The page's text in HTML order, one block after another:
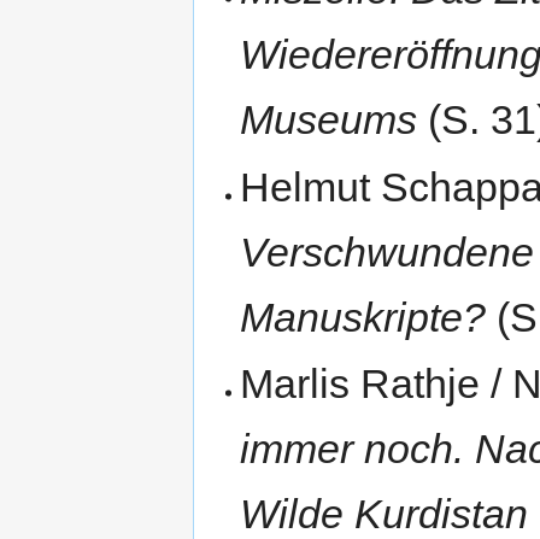
Museums (S.
Helmut
Manuskripte?
Marlis Rathje /
immer noch.
Wilde Kurdistan